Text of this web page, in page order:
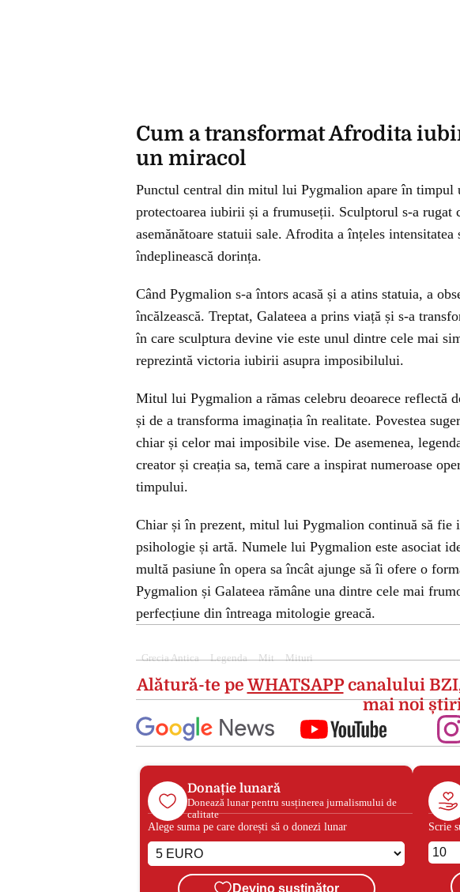
Cum a transformat Afrodita
un miracol
Punctul central din mitul lui Pygmalion apare în timpul
protectoarea iubirii și a frumuseții. Sculptorul s-a rugat
asemănătoare statuii sale. Afrodita a înțeles
îndeplinească dorința.
Când Pygmalion s-a întors acasă și a atins statuia, a
încălzească. Treptat, Galateea a prins viață și s-a
în care sculptura devine vie este unul dintre cele mai
reprezintă victoria iubirii asupra imposibilului.
Mitul lui Pygmalion a rămas celebru deoarece reflectă
și de a transforma imaginația în realitate. Povestea
chiar și celor mai imposibile vise. De asemenea,
creator și creația sa, temă care a inspirat numeroase
timpului.
Chiar și în prezent, mitul lui Pygmalion continuă să fie
psihologie și artă. Numele lui Pygmalion este asociat
multă pasiune în opera sa încât ajunge să îi ofere o
Pygmalion și Galateea rămâne una dintre cele mai
perfecțiune din întreaga mitologie greacă.
Grecia Antica Legenda Mit Mituri
Alătură-te peWHATSAPPcanalului
mai noi
Donație lunară
Donează lunar pentru susținerea jurnalismului de
calitate
Alege suma pe care dorești să o donezi lunar
Devino susținător
Scrie